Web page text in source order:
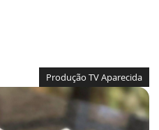
Produção TV Aparecida